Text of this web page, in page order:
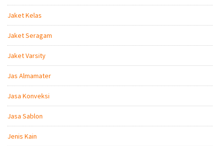
Jaket Kelas
Jaket Seragam
Jaket Varsity
Jas Almamater
Jasa Konveksi
Jasa Sablon
Jenis Kain